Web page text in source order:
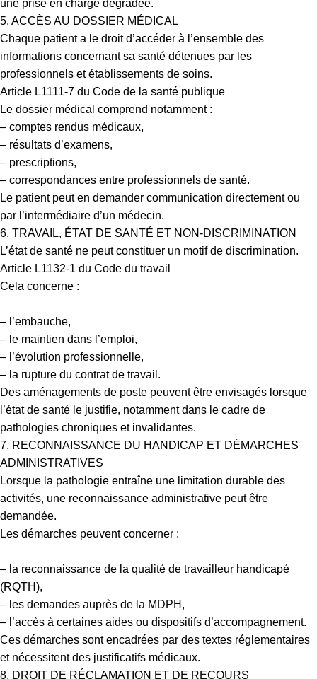
une prise en charge dégradée.
5. ACCÈS AU DOSSIER MÉDICAL
Chaque patient a le droit d’accéder à l’ensemble des
informations concernant sa santé détenues par les
professionnels et établissements de soins.
Article L1111-7 du Code de la santé publique
Le dossier médical comprend notamment :
– comptes rendus médicaux,
– résultats d’examens,
– prescriptions,
– correspondances entre professionnels de santé.
Le patient peut en demander communication directement ou
par l’intermédiaire d’un médecin.
6. TRAVAIL, ÉTAT DE SANTÉ ET NON-DISCRIMINATION
L’état de santé ne peut constituer un motif de discrimination.
Article L1132-1 du Code du travail
Cela concerne :
– l’embauche,
– le maintien dans l’emploi,
– l’évolution professionnelle,
– la rupture du contrat de travail.
Des aménagements de poste peuvent être envisagés lorsque
l’état de santé le justifie, notamment dans le cadre de
pathologies chroniques et invalidantes.
7. RECONNAISSANCE DU HANDICAP ET DÉMARCHES
ADMINISTRATIVES
Lorsque la pathologie entraîne une limitation durable des
activités, une reconnaissance administrative peut être
demandée.
Les démarches peuvent concerner :
– la reconnaissance de la qualité de travailleur handicapé
(RQTH),
– les demandes auprès de la MDPH,
– l’accès à certaines aides ou dispositifs d’accompagnement.
Ces démarches sont encadrées par des textes réglementaires
et nécessitent des justificatifs médicaux.
8. DROIT DE RÉCLAMATION ET DE RECOURS